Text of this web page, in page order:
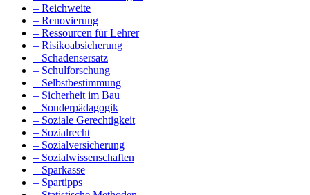
– Reichweite
– Renovierung
– Ressourcen für Lehrer
– Risikoabsicherung
– Schadensersatz
– Schulforschung
– Selbstbestimmung
– Sicherheit im Bau
– Sonderpädagogik
– Soziale Gerechtigkeit
– Sozialrecht
– Sozialversicherung
– Sozialwissenschaften
– Sparkasse
– Spartipps